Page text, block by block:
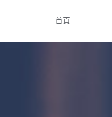
首頁